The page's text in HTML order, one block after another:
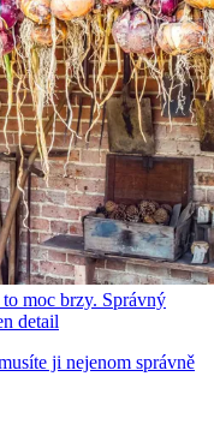
moc brzy. Správný
detail
ji nejenom správně